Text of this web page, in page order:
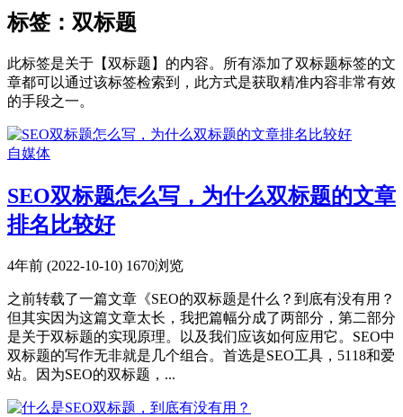
标签：双标题
此标签是关于【双标题】的内容。所有添加了双标题标签的文
章都可以通过该标签检索到，此方式是获取精准内容非常有效
的手段之一。
自媒体
SEO双标题怎么写，为什么双标题的文章
排名比较好
4年前 (2022-10-10) 1670浏览
之前转载了一篇文章《SEO的双标题是什么？到底有没有用？
但其实因为这篇文章太长，我把篇幅分成了两部分，第二部分
是关于双标题的实现原理。以及我们应该如何应用它。SEO中
双标题的写作无非就是几个组合。首选是SEO工具，5118和爱
站。因为SEO的双标题，...